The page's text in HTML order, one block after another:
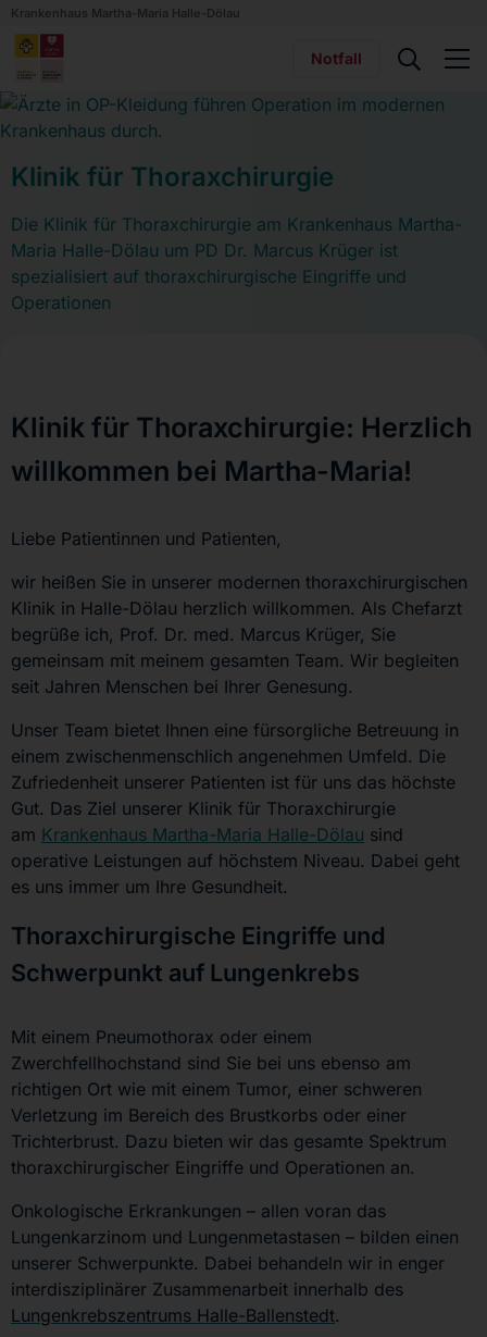
Krankenhaus Martha-Maria Halle-Dölau
Notfall
Klinik für Thoraxchirurgie
Die Klinik für Thoraxchirurgie am Krankenhaus Martha-
Maria Halle-Dölau um PD Dr. Marcus Krüger ist
spezialisiert auf thoraxchirurgische Eingriffe und
Operationen
Klinik für Thoraxchirurgie: Herzlich
willkommen bei Martha-Maria!
Liebe Patientinnen und Patienten,
wir heißen Sie in unserer modernen thoraxchirurgischen
Klinik in Halle-Dölau herzlich willkommen. Als Chefarzt
begrüße ich, Prof. Dr. med. Marcus Krüger, Sie
gemeinsam mit meinem gesamten Team. Wir begleiten
seit Jahren Menschen bei Ihrer Genesung.
Unser Team bietet Ihnen eine fürsorgliche Betreuung in
einem zwischenmenschlich angenehmen Umfeld. Die
Zufriedenheit unserer Patienten ist für uns das höchste
Gut. Das Ziel unserer Klinik für Thoraxchirurgie
am Krankenhaus Martha-Maria Halle-Dölau sind
operative Leistungen auf höchstem Niveau. Dabei geht
es uns immer um Ihre Gesundheit.
Thoraxchirurgische Eingriffe und
Schwerpunkt auf Lungenkrebs
Mit einem Pneumothorax oder einem
Zwerchfellhochstand sind Sie bei uns ebenso am
richtigen Ort wie mit einem Tumor, einer schweren
Verletzung im Bereich des Brustkorbs oder einer
Trichterbrust. Dazu bieten wir das gesamte Spektrum
thoraxchirurgischer Eingriffe und Operationen an.
Onkologische Erkrankungen – allen voran das
Lungenkarzinom und Lungenmetastasen – bilden einen
unserer Schwerpunkte. Dabei behandeln wir in enger
interdisziplinärer Zusammenarbeit innerhalb des
Lungenkrebszentrums Halle-Ballenstedt.